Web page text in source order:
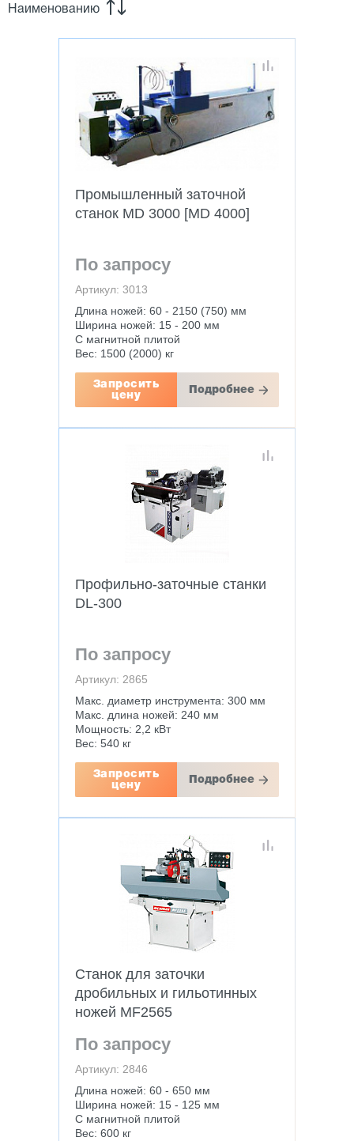
Наименованию
Промышленный заточной
станок MD 3000 [MD 4000]
По запросу
Артикул: 3013
Длина ножей: 60 - 2150 (750) мм
Ширина ножей: 15 - 200 мм
С магнитной плитой
Вес: 1500 (2000) кг
Запросить
цену
Подробнее
Профильно-заточные станки
DL-300
По запросу
Артикул: 2865
Макс. диаметр инструмента: 300 мм
Макс. длина ножей: 240 мм
Мощность: 2,2 кВт
Вес: 540 кг
Запросить
цену
Подробнее
Станок для заточки
дробильных и гильотинных
ножей MF2565
По запросу
Артикул: 2846
Длина ножей: 60 - 650 мм
Ширина ножей: 15 - 125 мм
С магнитной плитой
Вес: 600 кг